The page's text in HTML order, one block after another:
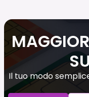
Il tuo modo